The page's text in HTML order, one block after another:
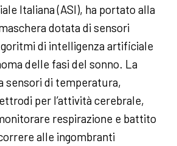
Italiana (ASI), ha portato alla
dotata di sensori
di intelligenza artificiale
delle fasi del sonno. La
sensori di temperatura,
per l’attività cerebrale,
respirazione e battito
alle ingombranti